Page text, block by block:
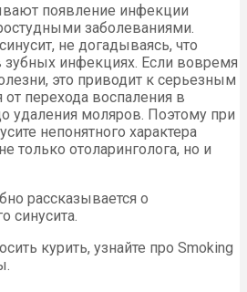
появление инфекции
заболеваниями.
не догадываясь, что
инфекциях. Если вовремя
это приводит к серьезным
перехода воспаления в
удаления моляров. Поэтому при
непонятного характера
только отоларинголога, но и
рассказывается о
синусита.
курить, узнайте про Smoking